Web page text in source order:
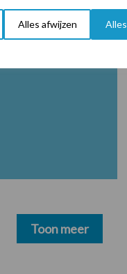
Alles afwijzen
Wet en
Toon meer